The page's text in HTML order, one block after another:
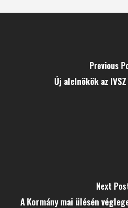
Previous
Új alelnökök az
Next
A Kormány mai ülésén